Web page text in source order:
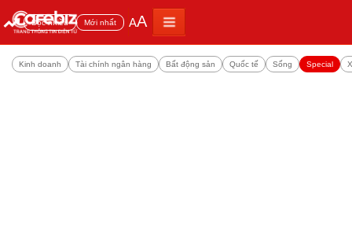
Đọc nhiều Mới nhất AA
Kinh doanh Tài chính ngân hàng Bất động sản Quốc tế Sống Special